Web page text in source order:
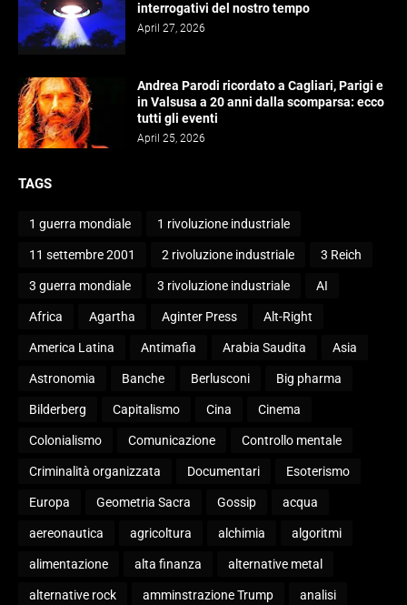
interrogativi del nostro tempo
April 27, 2026
Andrea Parodi ricordato a Cagliari, Parigi e
in Valsusa a 20 anni dalla scomparsa: ecco
tutti gli eventi
April 25, 2026
TAGS
1 guerra mondiale 1 rivoluzione industriale
11 settembre 2001 2 rivoluzione industriale 3 Reich
3 guerra mondiale 3 rivoluzione industriale AI
Africa Agartha Aginter Press Alt-Right
America Latina Antimafia Arabia Saudita Asia
Astronomia Banche Berlusconi Big pharma
Bilderberg Capitalismo Cina Cinema
Colonialismo Comunicazione Controllo mentale
Criminalità organizzata Documentari Esoterismo
Europa Geometria Sacra Gossip acqua
aereonautica agricoltura alchimia algoritmi
alimentazione alta finanza alternative metal
alternative rock amminstrazione Trump analisi